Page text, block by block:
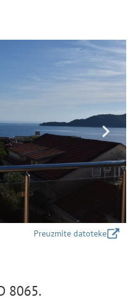
Preuzmite datoteke
8065.